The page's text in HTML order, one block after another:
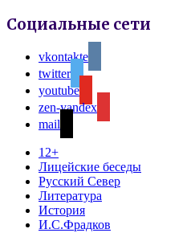
Социальные сети
vkontakte
twitter
youtube
zen-yandex
mail
12+
Лицейские беседы
Русский Север
Литература
История
И.С.Фрадков